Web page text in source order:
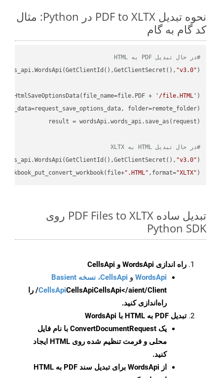
نحوه تبدیل PDF to XLTX در Python: مثال
کد گام به گام
#در حال تبدیل PDF به HTML
"v3.0"
+ '/file.HTML' )
folder=remote_folder)
result
#در حال تبدیل HTML به XLTX
"v3.0" )
".HTML" ,format="XLTX" )
تبدیل ساده PDF Files to XLTX روی
Python SDK
راه اندازی WordsApi و CellsApi
WordsApi و CellsApi، نسخه Basient
CellsApiCellsApi
CellsApi</aient/Client/ را
راه‌اندازی کنید.
تبدیل PDF به HTML با WordsApi
یک ConvertDocumentRequest با نام فایل
محلی و فرمت تنظیم شده روی HTML ایجاد
کنید.
از WordsApi برای تبدیل سند PDF به HTML